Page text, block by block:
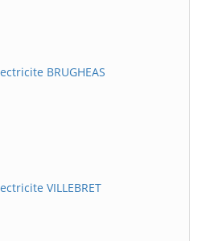
BRUGHEAS
VILLEBRET